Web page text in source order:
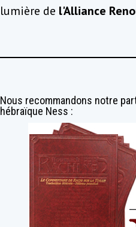
lumière de l'Alliance
Nous recommandons notre
hébraïque Ness :